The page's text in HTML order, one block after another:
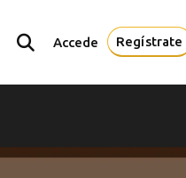
Accede Regístrate